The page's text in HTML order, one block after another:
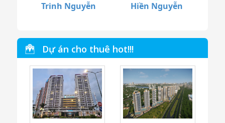
Trinh Nguyễn Hiền Nguyễn
Dự án cho thuê hot!!!